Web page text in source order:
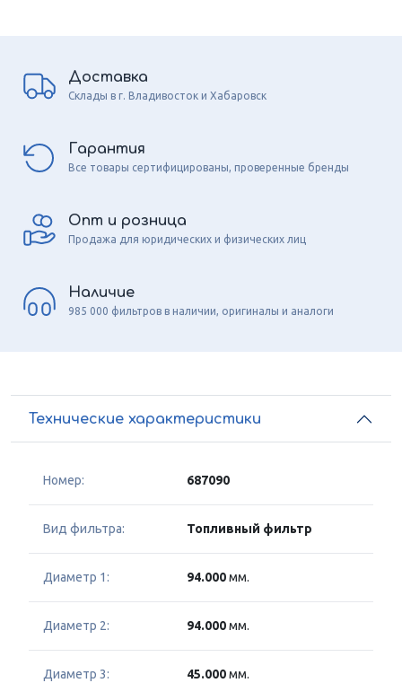
Доставка
Склады в г. Владивосток и Хабаровск
Гарантия
Все товары сертифицированы, проверенные бренды
Опт и розница
Продажа для юридических и физических лиц
Наличие
985 000 фильтров в наличии, оригиналы и аналоги
Технические характеристики
Номер: 687090
Вид фильтра: Топливный фильтр
Диаметр 1: 94.000мм.
Диаметр 2: 94.000мм.
Диаметр 3: 45.000мм.